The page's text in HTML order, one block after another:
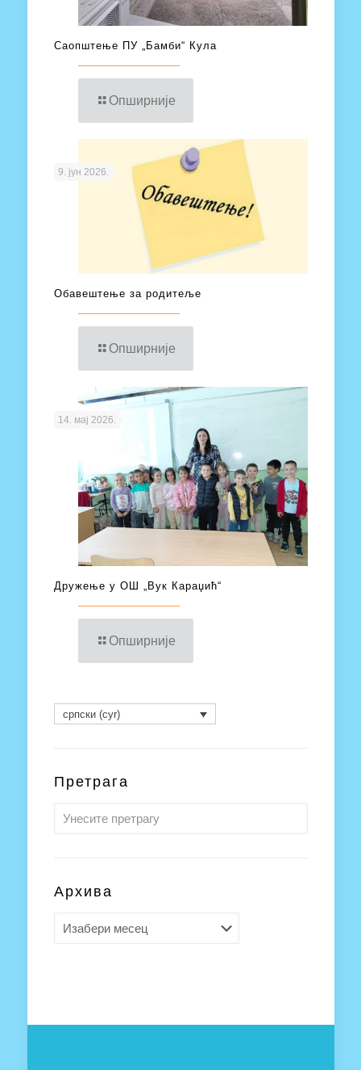
Саопштење ПУ „Бамби“ Кула
Опширније
9. јун 2026.
Обавештење за родитеље
Опширније
14. мај 2026.
Дружење у ОШ „Вук Караџић“
Опширније
српски (cyr)
Претрага
Архива